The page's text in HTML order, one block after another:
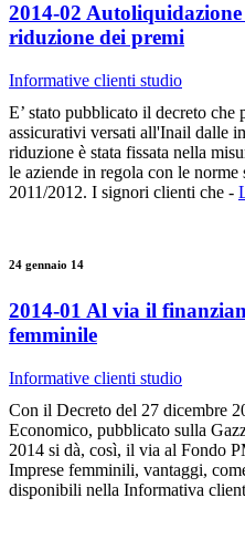
2014-02
riduzione dei premi
Informative clienti studio
E’ stato pubblicato il decreto
assicurativi versati all'Inail dalle
riduzione è stata fissata nella
le aziende in regola con le
2011/2012. I signori clienti che -
24 gennaio 14
2014-01 Al via il
femminile
Informative clienti studio
Con il Decreto del 27 dicembre
Economico, pubblicato sulla
2014 si dà, così, il via al Fondo
Imprese femminili, vantaggi,
disponibili nella Informativa